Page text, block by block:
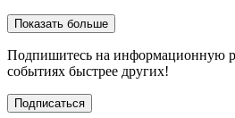
Показать больше
Подпишитесь на информационную
событиях быстрее других!
Подписаться